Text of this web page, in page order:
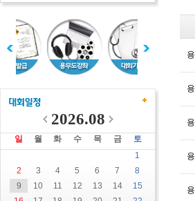
2026.08
일 월 화 수 목 금
토
1
2
3 4 5 6 7
8
9
10 11 12 13 14
15